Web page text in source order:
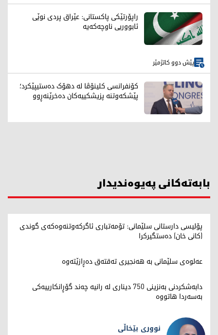
راپۆرتێکی پاکستانی: عێراق پردی نوێی
ئابووریی ناوچەکەیە
پێش دوو کاتژمێر
کۆنفرانسی کلینۆڤا لە دهۆک دەستیپێکرد؛
پێشکەوتنە پزیشکییەکان دەخرێنەڕوو
بابەتەکانی پەیوەندیدار
پۆلیسی دارستانی سلێمانی: تۆمەتباری ئاگرکەوتنەوەکەی گوندی
(کانی خان) دەستگیرکرا
عەلوەی سلێمانی بە هەنجیری تەقتەق دەڕازێتەوە
دابەشکردنی بەنزینی 750 دیناری لە رانیە چه‌ند گۆڕانكارییه‌كی
بەسەردا هاتووە
نووری بێخاڵی